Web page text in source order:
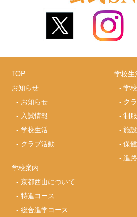
TOP
お知らせ
- お知らせ
- 入試情報
-学校生活
- クラブ活動
学校案内
-京都西山について
-特進コース
-総合進学コース
学校生
-学
- ク
-制
-施
-保
-進